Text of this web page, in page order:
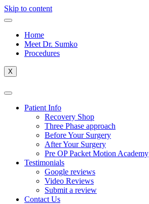
Skip to content
Home
Meet Dr. Sumko
Procedures
X
Patient Info
Recovery Shop
Three Phase approach
Before Your Surgery
After Your Surgery
Pre OP Packet Motion Academy
Testimonials
Google reviews
Video Reviews
Submit a review
Contact Us